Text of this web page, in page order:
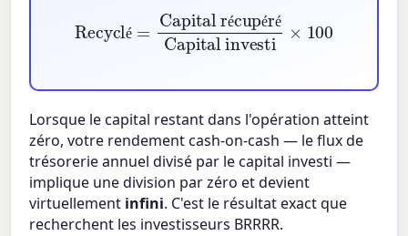
é
é é é
Capital récupéré
Capital investi×100
Lorsque le capital restant dans l'opération atteint
zéro, votre rendement cash-on-cash — le flux de
trésorerie annuel divisé par le capital investi —
implique une division par zéro et devient
virtuellement infini. C'est le résultat exact que
recherchent les investisseurs BRRRR.